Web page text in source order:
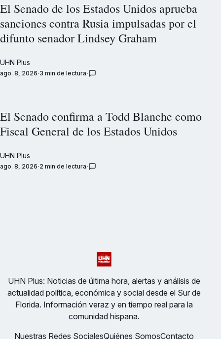
El Senado de los Estados Unidos aprueba
sanciones contra Rusia impulsadas por el
difunto senador Lindsey Graham
UHN Plus
ago. 8, 2026 3 min de lectura
El Senado confirma a Todd Blanche como
Fiscal General de los Estados Unidos
UHN Plus
ago. 8, 2026 2 min de lectura
UHN Plus: Noticias de última hora, alertas y análisis de
actualidad política, económica y social desde el Sur de
Florida. Información veraz y en tiempo real para la
comunidad hispana.
Nuestras Redes SocialesQuiénes SomosContacto